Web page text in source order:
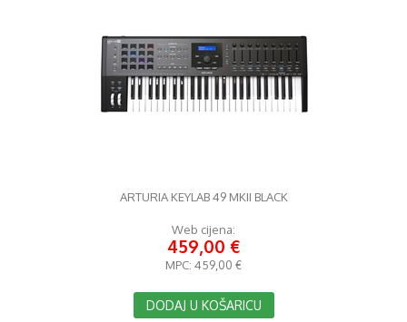
ARTURIA KEYLAB 49 MKII BLACK
Web cijena:
459,00 €
MPC: 459,00 €
DODAJ U KOŠARICU